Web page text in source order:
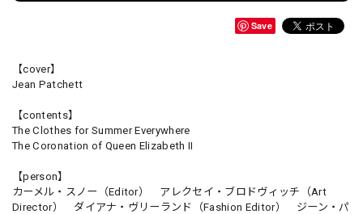
Save
【cover】
Jean Patchett
【contents】
The Clothes for Summer Everywhere
The Coronation of Queen Elizabeth II
【person】
カーメル・スノー（Editor） アレクセイ・ブロドヴィッチ（Art
Director） ダイアナ・ヴリーランド（Fashion Editor） ジーン・パ